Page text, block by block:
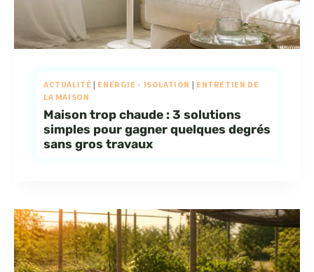
ACTUALITÉ | ENERGIE - ISOLATION | ENTRETIEN DE
LA MAISON
Maison trop chaude : 3 solutions
simples pour gagner quelques degrés
sans gros travaux